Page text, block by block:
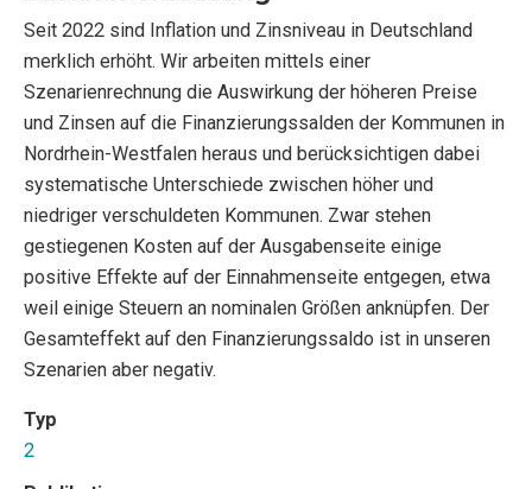
Seit 2022 sind Inflation und Zinsniveau in Deutschland
merklich erhöht. Wir arbeiten mittels einer
Szenarienrechnung die Auswirkung der höheren Preise
und Zinsen auf die Finanzierungssalden der Kommunen in
Nordrhein-Westfalen heraus und berücksichtigen dabei
systematische Unterschiede zwischen höher und
niedriger verschuldeten Kommunen. Zwar stehen
gestiegenen Kosten auf der Ausgabenseite einige
positive Effekte auf der Einnahmenseite entgegen, etwa
weil einige Steuern an nominalen Größen anknüpfen. Der
Gesamteffekt auf den Finanzierungssaldo ist in unseren
Szenarien aber negativ.
Typ
2